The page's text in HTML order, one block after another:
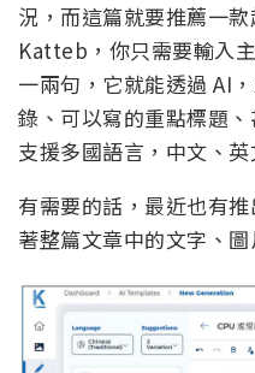
況，而這篇就要推薦一
Katteb，你只需要輸入
一兩句，它就能透過 AI
錄、可以寫的重點標題
支援多國語言，中文、英
有需要的話，最近也有
著整篇文章中的文字、